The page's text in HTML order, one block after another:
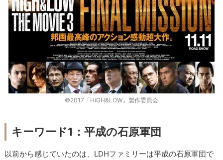
©2017「HiGH&LOW」製作委員会
キーワード1：平成の石原軍団
以前から感じていたのは、 LDHファミリーは平成の石原軍団で